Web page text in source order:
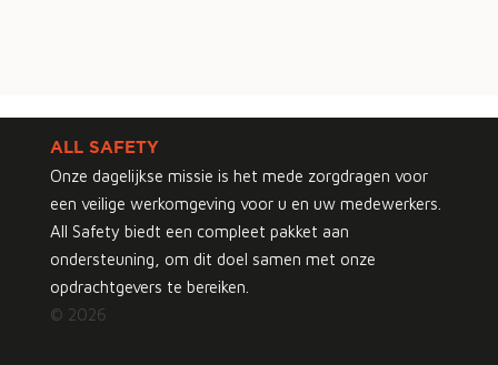
ALL SAFETY
Onze dagelijkse missie is het mede zorgdragen voor
een veilige werkomgeving voor u en uw medewerkers.
All Safety biedt een compleet pakket aan
ondersteuning, om dit doel samen met onze
opdrachtgevers te bereiken.
© 2026